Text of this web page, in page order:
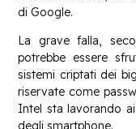
di Google.
La grave falla,
potrebbe essere
sistemi criptati dei
riservate come
Intel sta lavorando
degli smartphone.